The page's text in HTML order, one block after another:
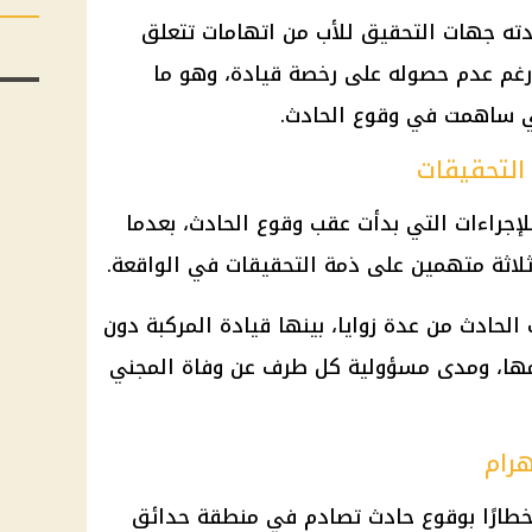
جهات التحقيق للأب من اتهامات تتعلق
عدم حصوله على رخصة قيادة، وهو ما
ساهمت في وقوع الحادث.
التي بدأت عقب وقوع الحادث، بعدما
متهمين على ذمة التحقيقات في الواقعة.
من عدة زوايا، بينها قيادة المركبة دون
ومدى مسؤولية كل طرف عن وفاة المجني
إخطارًا بوقوع حادث تصادم في منطقة حدائق